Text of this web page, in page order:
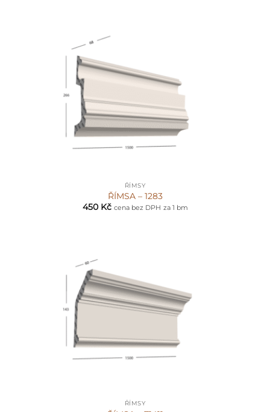
ŘÍMSY
ŘÍMSA – 1283
450 Kč cena bez DPH za 1 bm
ŘÍMSY